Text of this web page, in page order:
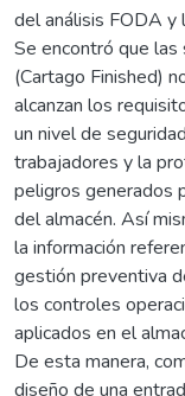
del análisis FODA y
Se encontró que las
(Cartago Finished)
alcanzan los
un nivel de
trabajadores y la
peligros generados
del almacén. Así
la información
gestión preventiva
los controles
aplicados en el
De esta manera,
diseño de una